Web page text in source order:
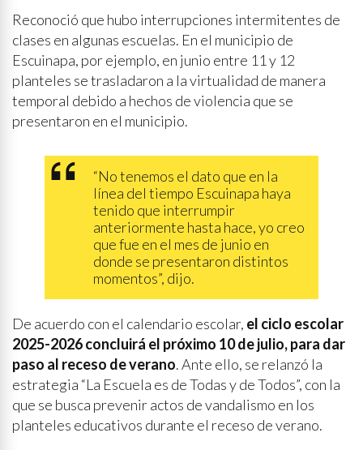
Reconoció que hubo interrupciones intermitentes de
clases en algunas escuelas. En el municipio de
Escuinapa, por ejemplo, en junio entre 11 y 12
planteles se trasladaron a la virtualidad de manera
temporal debido a hechos de violencia que se
presentaron en el municipio.
“No tenemos el dato que en la
línea del tiempo Escuinapa haya
tenido que interrumpir
anteriormente hasta hace, yo creo
que fue en el mes de junio en
donde se presentaron distintos
momentos”, dijo.
De acuerdo con el calendario escolar, el ciclo escolar
2025-2026 concluirá el próximo 10 de julio, para dar
paso al receso de verano. Ante ello, se relanzó la
estrategia “La Escuela es de Todas y de Todos”, con la
que se busca prevenir actos de vandalismo en los
planteles educativos durante el receso de verano.